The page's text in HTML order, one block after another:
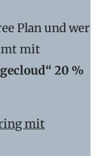
Plan und wer
mit
20 %
mit